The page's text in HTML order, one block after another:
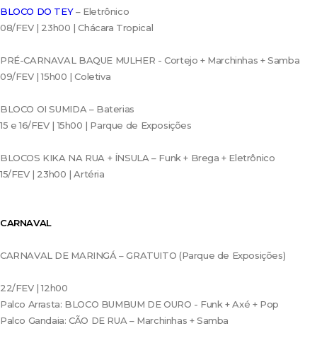
BLOCO DO TEY– Eletrônico
08/FEV | 23h00 | Chácara Tropical
PRÉ-CARNAVAL BAQUE MULHER - Cortejo + Marchinhas + Samba
09/FEV | 15h00 | Coletiva
BLOCO OI SUMIDA – Baterias
15 e 16/FEV | 15h00 | Parque de Exposições
BLOCOS KIKA NA RUA + ÍNSULA – Funk + Brega + Eletrônico
15/FEV | 23h00 | Artéria
CARNAVAL
CARNAVAL DE MARINGÁ – GRATUITO (Parque de Exposições)
22/FEV | 12h00
Palco Arrasta: BLOCO BUMBUM DE OURO - Funk + Axé + Pop
Palco Gandaia: CÃO DE RUA – Marchinhas + Samba